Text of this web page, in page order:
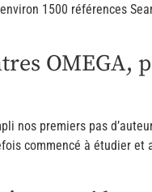
1500 références
OMEGA,
nos premiers pas
commencé à étudier et